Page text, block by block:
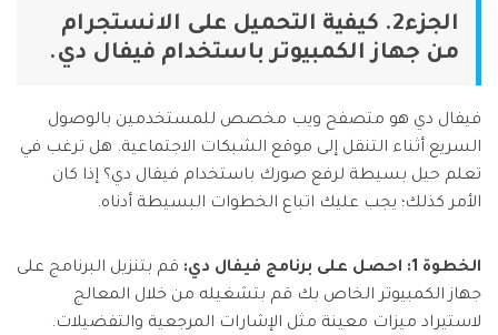
الجزء2. كيفية التحميل على الانستجرام
من جهاز الكمبيوتر باستخدام فيفال دي.
فيفال دي هو متصفح ويب مخصص للمستخدمين بالوصول
السريع أثناء التنقل إلى موقع الشبكات الاجتماعية. هل ترغب في
تعلم حيل بسيطة لرفع صورك باستخدام فيفال دي؟ إذا كان
الأمر كذلك؛ يجب عليك اتباع الخطوات البسيطة أدناه.
الخطوة 1: احصل على برنامج فيفال دي:
قم بتنزيل البرنامج على
جهاز الكمبيوتر الخاص بك قم بتشغيله من خلال المعالج
لاستيراد ميزات معينة مثل الإشارات المرجعية والتفضيلات.